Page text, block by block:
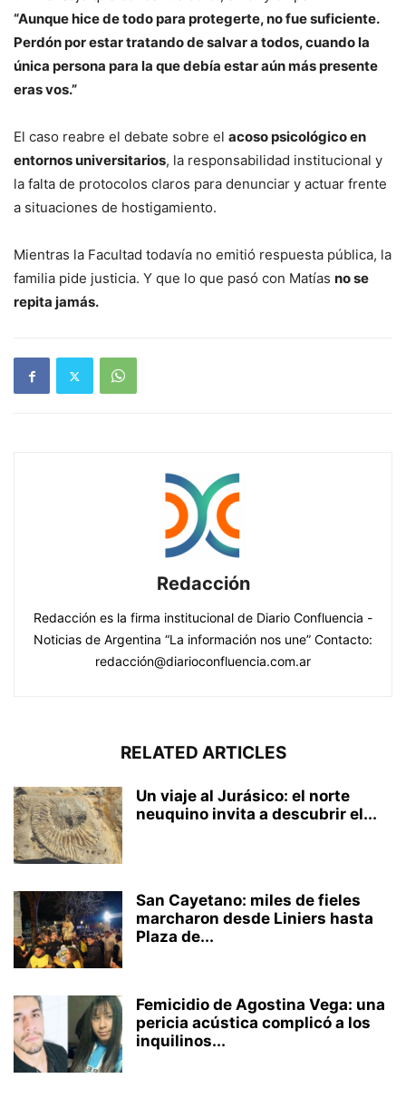
“Aunque hice de todo para protegerte, no fue suficiente.
Perdón por estar tratando de salvar a todos, cuando la
única persona para la que debía estar aún más presente
eras vos.”
El caso reabre el debate sobre el acoso psicológico en
entornos universitarios, la responsabilidad institucional y
la falta de protocolos claros para denunciar y actuar frente
a situaciones de hostigamiento.
Mientras la Facultad todavía no emitió respuesta pública, la
familia pide justicia. Y que lo que pasó con Matías no se
repita jamás.
Redacción
Redacción es la firma institucional de Diario Confluencia -
Noticias de Argentina “La información nos une” Contacto:
redacción@diarioconfluencia.com.ar
RELATED ARTICLES
Un viaje al Jurásico: el norte
neuquino invita a descubrir el...
San Cayetano: miles de fieles
marcharon desde Liniers hasta
Plaza de...
Femicidio de Agostina Vega: una
pericia acústica complicó a los
inquilinos...